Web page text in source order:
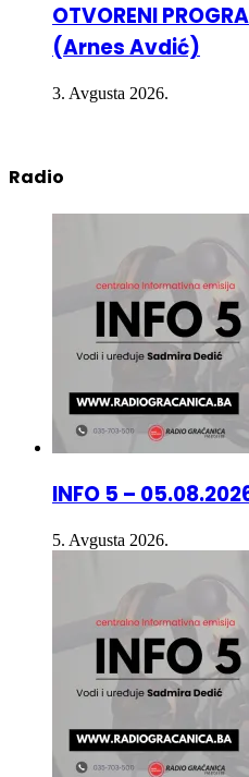
OTVORENI
(Arnes Avdić)
3. Avgusta 2026.
Radio
INFO 5 –
5. Avgusta 2026.